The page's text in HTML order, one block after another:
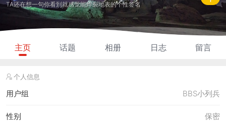
2 0
关注
0
说说
6443
人气
320
积分
TA还在想一句你看到就感觉能炸裂地表的个性签名
主页 话题 相册 日志 留言
个人信息
用户组 BBS小列兵
保密
性别